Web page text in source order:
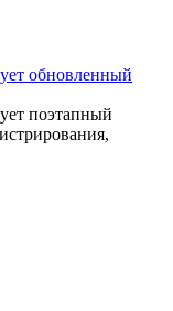
обновленный
поэтапный